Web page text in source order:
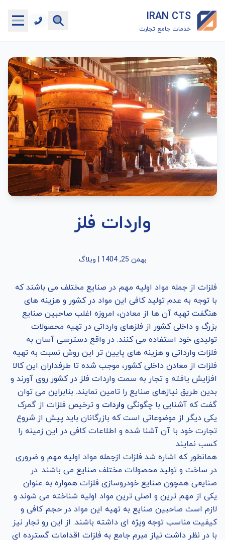
IRAN CTS
خدمات جامع تجارت
خانه
جستجوگر تعرفه گمرکی
جستجوگر شناسه کالا
هاب
ماشین حساب گمرکی
خدمات رایگان دیگر
واردات فلز
بهمن 25, 1404 وبلاگ
فلزات از جمله مواد اولیه مهم در صنایع مختلف می باشند که
با توجه به عدم تولید کافی این مواد در کشور و هزینه های
هنگفت تهیه آن ها از معادن، امروزه اغلب صاحبین صنایع
بزرگ و داخلی کشور از فلزهای وارداتی در تهیه محصولات
تولیدی خود استفاده می کنند. در واقع دسترسی آسان به
فلزات وارداتی و هزینه های پایین تر این روش نسبت به تهیه
فلزات از معادن داخلی کشور، موجب شده تا طرفداران این کالا
افزایش یافته و تجار به سمت واردات فلز در کشور روی آورند و
بدین طریق نیازهای صنایع را تامین نمایند. بنابراین می توان
گفت که آشنایی با چگونگی واردات و ترخیص فلزات از گمرک
یکی دیگر از موضوعاتی است که بازرگانان باید پیش از شروع
تجارت خود با آن آشنا شده و اطلاعات کافی در این زمینه را
کسب نمایند.
همانطور که اشاره شد فلزات ازجمله مواد اولیه مهم و ضروری
در ساخت و تولید محصولات مختلف صنایع می باشند. در
صنایعی همچون صنایع خودروسازی فلزات همواره به عنوان
یکی از مهم ترین و اصلی ترین مواد اولیه شناخته می شوند و
لازم است صاحبین صنایع به تهیه این مواد در حجم کافی و
کیفیت مناسب توجه ویژه ای داشته باشند. از این رو تجار نیز
با در نظر داشت نیاز مبرم جامع به فلزات اقدامات گسترده ای